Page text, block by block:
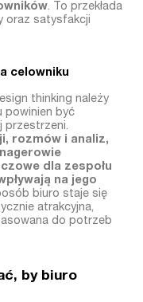
. To przekłada
oraz satysfakcji
celowniku
thinking należy
powinien być
przestrzeni.
rozmów i analiz,
dla zespołu
na jego
biuro staje się
atrakcyjna,
do potrzeb
by biuro